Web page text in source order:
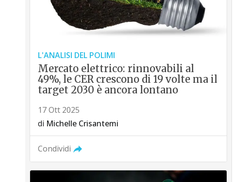
L'ANALISI DEL POLIMI
Mercato elettrico: rinnovabili al
49%, le CER crescono di 19 volte ma il
target 2030 è ancora lontano
17 Ott 2025
di Michelle Crisantemi
Condividi